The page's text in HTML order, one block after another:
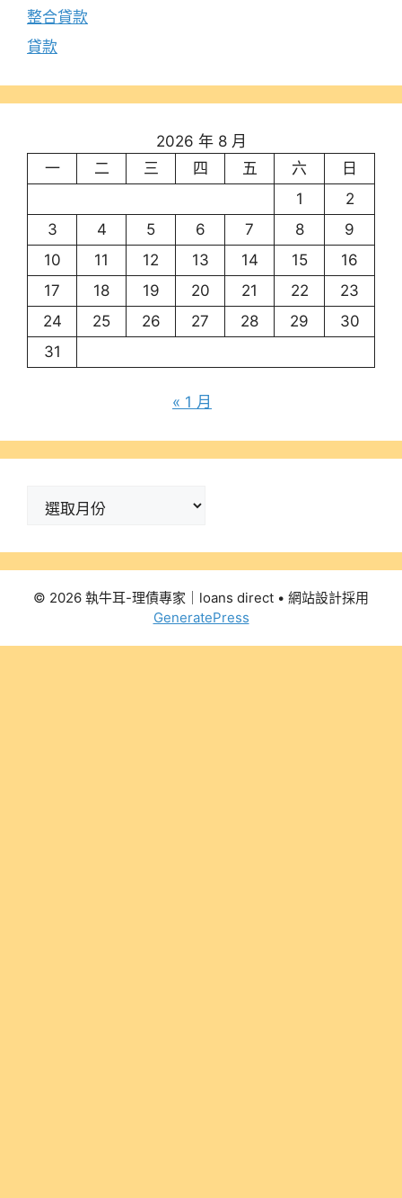
整合貸款
貸款
2026 年 8 月
一
二 三 四 五 六
日
1
2
3
4 5 6 7 8
9
10
11 12 13 14 15
16
17
18 19 20 21 22
23
24
25 26 27 28 29
30
31
« 1 月
© 2026 執牛耳-理債專家｜loans direct • 網站設計採用
GeneratePress